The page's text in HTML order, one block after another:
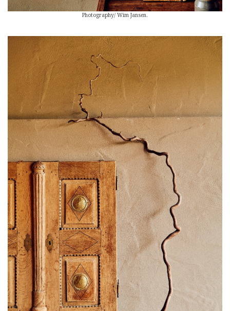
Photography/ Wim Jansen.